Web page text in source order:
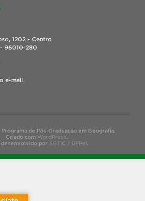
1202 - Centro
- 96010-280
e-mail
Programa de Pós-Graduação em Geografia.
Criado com WordPress.
desenvolvido por SGTIC / UFPel.